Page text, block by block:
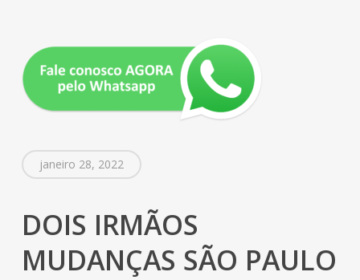
janeiro 28, 2022
DOIS IRMÃOS
MUDANÇAS SÃO PAULO